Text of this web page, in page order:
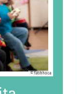
© fatihhoca